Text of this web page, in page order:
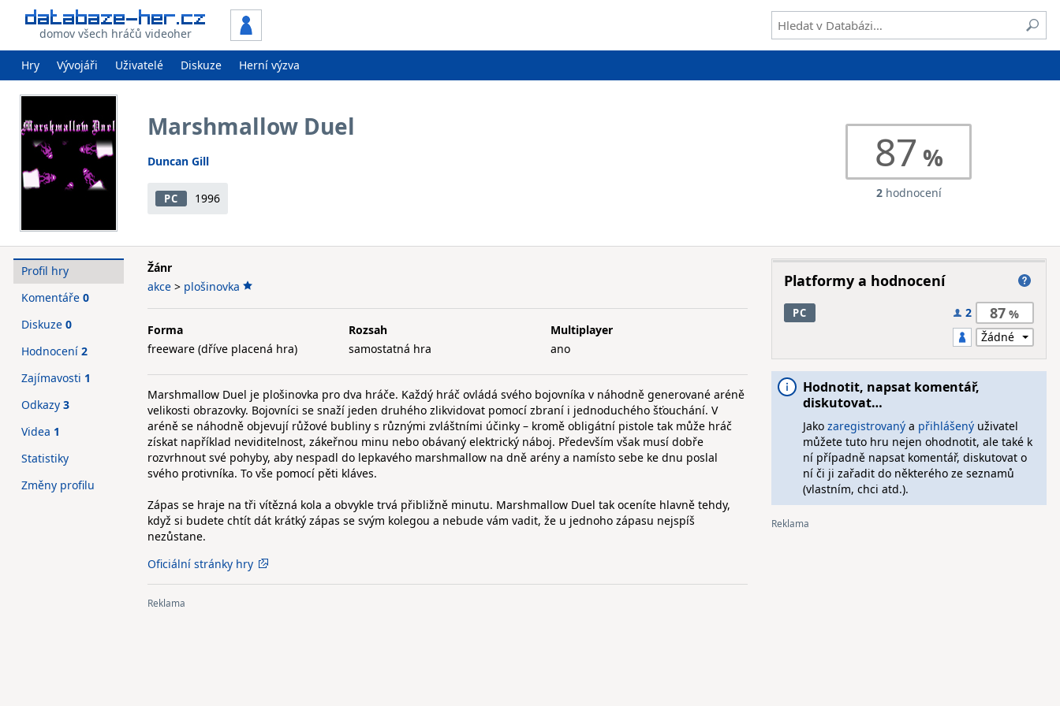
domov všech hráčů videoher
Hry Vývojáři Uživatelé Diskuze Herní výzva
Marshmallow Duel
Duncan Gill
PC 1996
87
2hodnocení
Žánr
akce > plošinovka
Forma
freeware (dříve placená hra)
Rozsah
samostatná hra
Multiplayer
ano
Marshmallow Duel je plošinovka pro dva hráče. Každý hráč ovládá svého bojovníka v náhodně generované aréně
velikosti obrazovky. Bojovníci se snaží jeden druhého zlikvidovat pomocí zbraní i jednoduchého šťouchání. V
aréně se náhodně objevují růžové bubliny s různými zvláštními účinky – kromě obligátní pistole tak může hráč
získat například neviditelnost, zákeřnou minu nebo obávaný elektrický náboj. Především však musí dobře
rozvrhnout své pohyby, aby nespadl do lepkavého marshmallow na dně arény a namísto sebe ke dnu poslal
svého protivníka. To vše pomocí pěti kláves.
Zápas se hraje na tři vítězná kola a obvykle trvá přibližně minutu. Marshmallow Duel tak oceníte hlavně tehdy,
když si budete chtít dát krátký zápas se svým kolegou a nebude vám vadit, že u jednoho zápasu nejspíš
nezůstane.
Oficiální stránky hry
Profil hry
Komentáře 0
Diskuze 0
Hodnocení 2
Zajímavosti 1
Odkazy 3
Videa 1
Statistiky
Změny profilu
Platformy a hodnocení
PC 2 87
Hodnotit, napsat komentář,
diskutovat…
Jako zaregistrovanýa přihlášenýuživatel
můžete tuto hru nejen ohodnotit, ale také k
ní případně napsat komentář, diskutovat o
ní či ji zařadit do některého ze seznamů
(vlastním, chci atd.).